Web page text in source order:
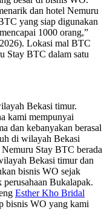
dan hotel Nemuru
yang siap digunakan
1000 orang,”
Lokasi mal BTC
Stay BTC dalam satu
Bekasi timur.
kami mempunyai
dan kebanyakan berasal
di wilayah Bekasi
Stay BTC berada
Bekasi timur dan
bisnis WO sejak
perusahaan Bukalapak.
Esther Kho Bridal
bisnis WO yang kami